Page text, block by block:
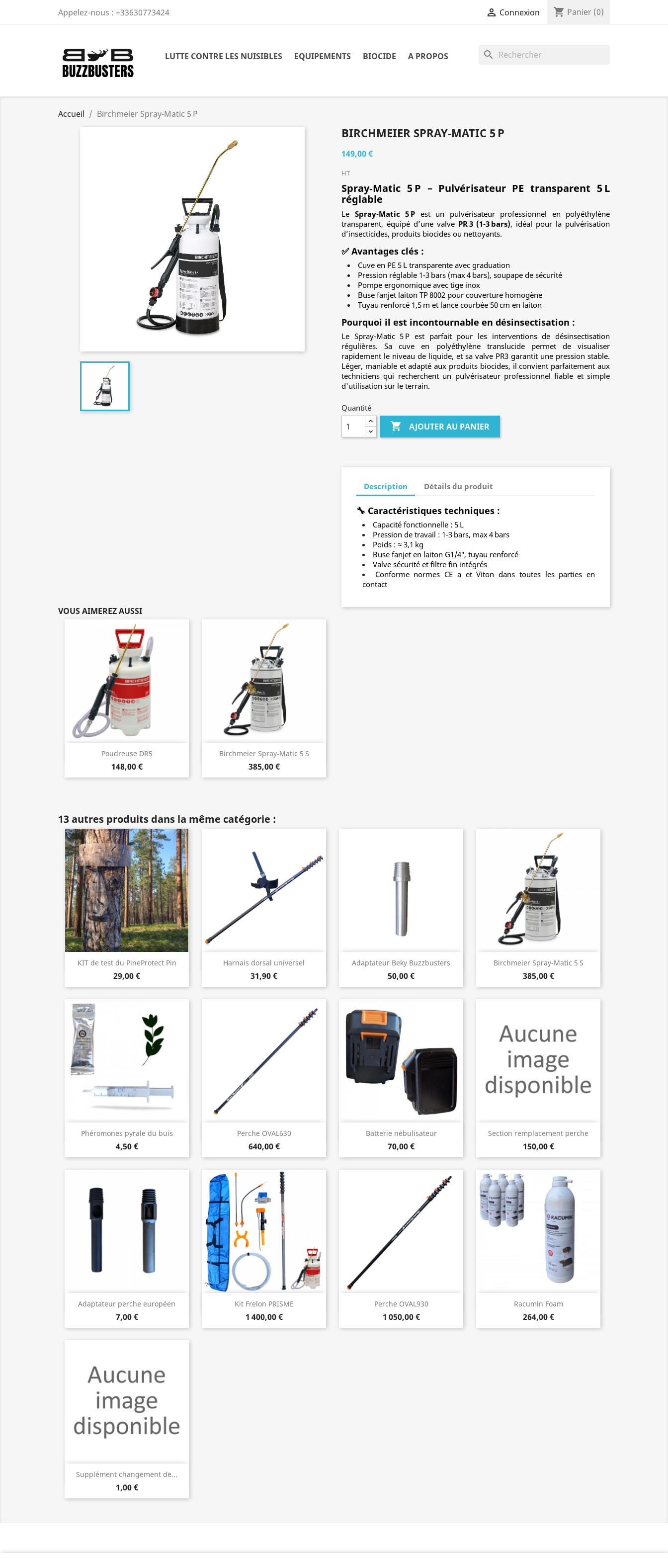
Appelez-nous : +33630773424  Connexion shopping_cart Panier (0)
LUTTE CONTRE LES NUISIBLES EQUIPEMENTS BIOCIDE A PROPOS search
Accueil Birchmeier Spray‑Matic 5 P
BIRCHMEIER SPRAY‑MATIC 5 P
149,00 €
HT
Spray‑Matic 5 P – Pulvérisateur PE transparent 5 L
réglable
Le Spray‑Matic 5 P est un pulvérisateur professionnel en polyéthylène
transparent, équipé d’une valve PR 3 (1‑3 bars), idéal pour la pulvérisation
d’insecticides, produits biocides ou nettoyants.
✅ Avantages clés :
Cuve en PE 5 L transparente avec graduation
Pression réglable 1‑3 bars (max 4 bars), soupape de sécurité
Pompe ergonomique avec tige inox
Buse fanjet laiton TP 8002 pour couverture homogène
Tuyau renforcé 1,5 m et lance courbée 50 cm en laiton
Pourquoi il est incontournable en désinsectisation :
Le Spray‑Matic 5 P est parfait pour les interventions de désinsectisation
régulières. Sa cuve en polyéthylène translucide permet de visualiser
rapidement le niveau de liquide, et sa valve PR3 garantit une pression stable.
Léger, maniable et adapté aux produits biocides, il convient parfaitement aux
techniciens qui recherchent un pulvérisateur professionnel fiable et simple
d'utilisation sur le terrain.
Quantité
 AJOUTER AU PANIER
Description Détails du produit
🔧 Caractéristiques techniques :
Capacité fonctionnelle : 5 L
Pression de travail : 1‑3 bars, max 4 bars
Poids : ≈ 3,1 kg
Buse fanjet en laiton G1/4″, tuyau renforcé
Valve sécurité et filtre fin intégrés
Conforme normes CE a et Viton dans toutes les parties en
contact
VOUS AIMEREZ AUSSI
Poudreuse DR5
148,00 €
Aperçu rapide Birchmeier Spray‑Matic 5 S
385,00 €
Aperçu rapide
13 autres produits dans la même catégorie :
KIT de test du PineProtect Pin
29,00 €
Aperçu rapide Harnais dorsal universel
31,90 €
Aperçu rapide Adaptateur Beky Buzzbusters
50,00 €
Aperçu rapide Birchmeier Spray‑Matic 5 S
385,00 €
Aperçu rapide
Phéromones pyrale du buis
4,50 €
Aperçu rapide Perche OVAL630
640,00 €
Aperçu rapide Batterie nébulisateur
70,00 €
Aperçu rapide Section remplacement perche
150,00 €
Aperçu rapide
Adaptateur perche européen
7,00 €
Aperçu rapide Kit Frelon PRISME
1 400,00 €
Aperçu rapide Perche OVAL930
1 050,00 €
Aperçu rapide Racumin Foam
264,00 €
Aperçu rapide
Supplément changement de...
1,00 €
Aperçu rapide